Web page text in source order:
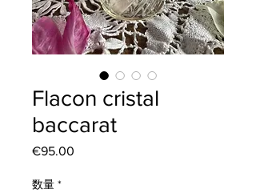
Flacon cristal
baccarat
€95.00
数量 *